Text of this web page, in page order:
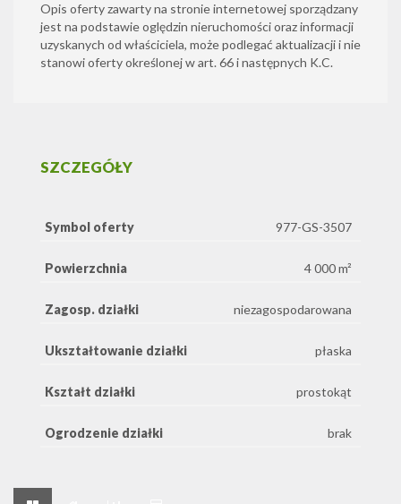
Opis oferty zawarty na stronie internetowej sporządzany
jest na podstawie oględzin nieruchomości oraz informacji
uzyskanych od właściciela, może podlegać aktualizacji i nie
stanowi oferty określonej w art. 66 i następnych K.C.
SZCZEGÓŁY
Symbol oferty 977-GS-3507
Powierzchnia 4 000 m²
Zagosp. działki niezagospodarowana
Ukształtowanie działki płaska
Kształt działki prostokąt
Ogrodzenie działki brak